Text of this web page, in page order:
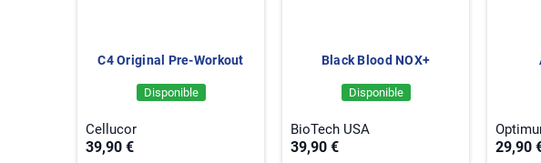
C4 Original Pre-Workout
Disponible
Cellucor
39,90 €
Black Blood NOX+
Disponible
BioTech USA
39,90 € 29,90